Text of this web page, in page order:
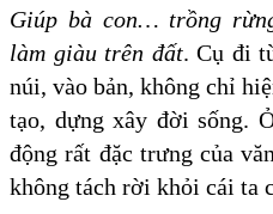
Giúp bà con… trồng
làm giàu trên đất. Cụ đi
núi, vào bản, không chỉ
tạo, dựng xây đời sống.
động rất đặc trưng của
không tách rời khỏi cái ta